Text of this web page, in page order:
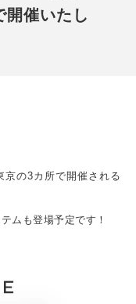
開催いたし
京の3カ所で開催される
ムも登場予定です！